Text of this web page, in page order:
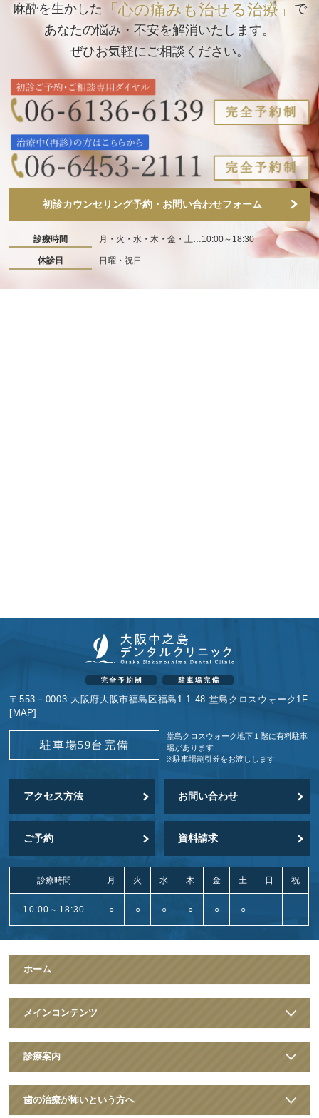
麻酔を生かした 「心の痛みも治せる治療」
で
あなたの悩み・不安を解消いたします。
ぜひお気軽にご相談ください。
初診カウンセリング予約・お問い合わせフォーム
診療時間 月・火・水・木・金・土…10:00～18:30
休診日 日曜・祝日
〒553－0003 大阪府大阪市福島区福島1-1-48 堂島クロスウォーク1F
[MAP]
駐車場59台完備
堂島クロスウォーク地下１階に有料駐車
場があります
※駐車場割引券をお渡しします
アクセス方法 お問い合わせ
ご予約 資料請求
診療時間 月 火 水 木 金 土 日 祝
10:00～18:30 ○ ○ ○ ○ ○ ○ – –
ホーム
メインコンテンツ
診療案内
歯の治療が怖いという方へ